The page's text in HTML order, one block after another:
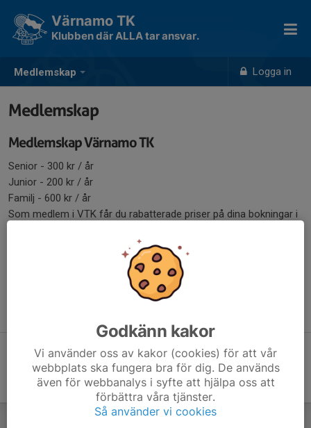
Medlemskap Logga in
Värnamo TK
Klubben där ALLA tar ansvar.
Medlemskap
Medlemskap Värnamo TK
Senior - 300 kr / år
Junior - 200 kr / år
Familj - 600 kr / år
Som medlem i VTK får du rabatterade priser på dina bokningar i
Ansökan om medlemskapi VTK görs på vår sida i Matchi.
Klicka på länken nedan så hittar du ansökan i det blå fältet under
Godkänn kakor
Vi använder oss av kakor (cookies) för att vår
webbplats ska fungera bra för dig. De används
även för webbanalys i syfte att hjälpa oss att
förbättra våra tjänster.
Så använder vi cookies